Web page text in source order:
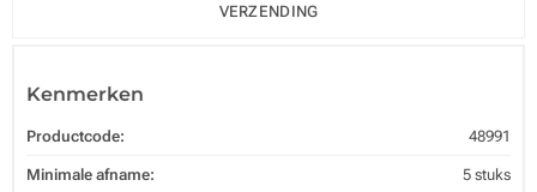
VERZENDING
Kenmerken
Productcode: 48991
Minimale afname: 5 stuks